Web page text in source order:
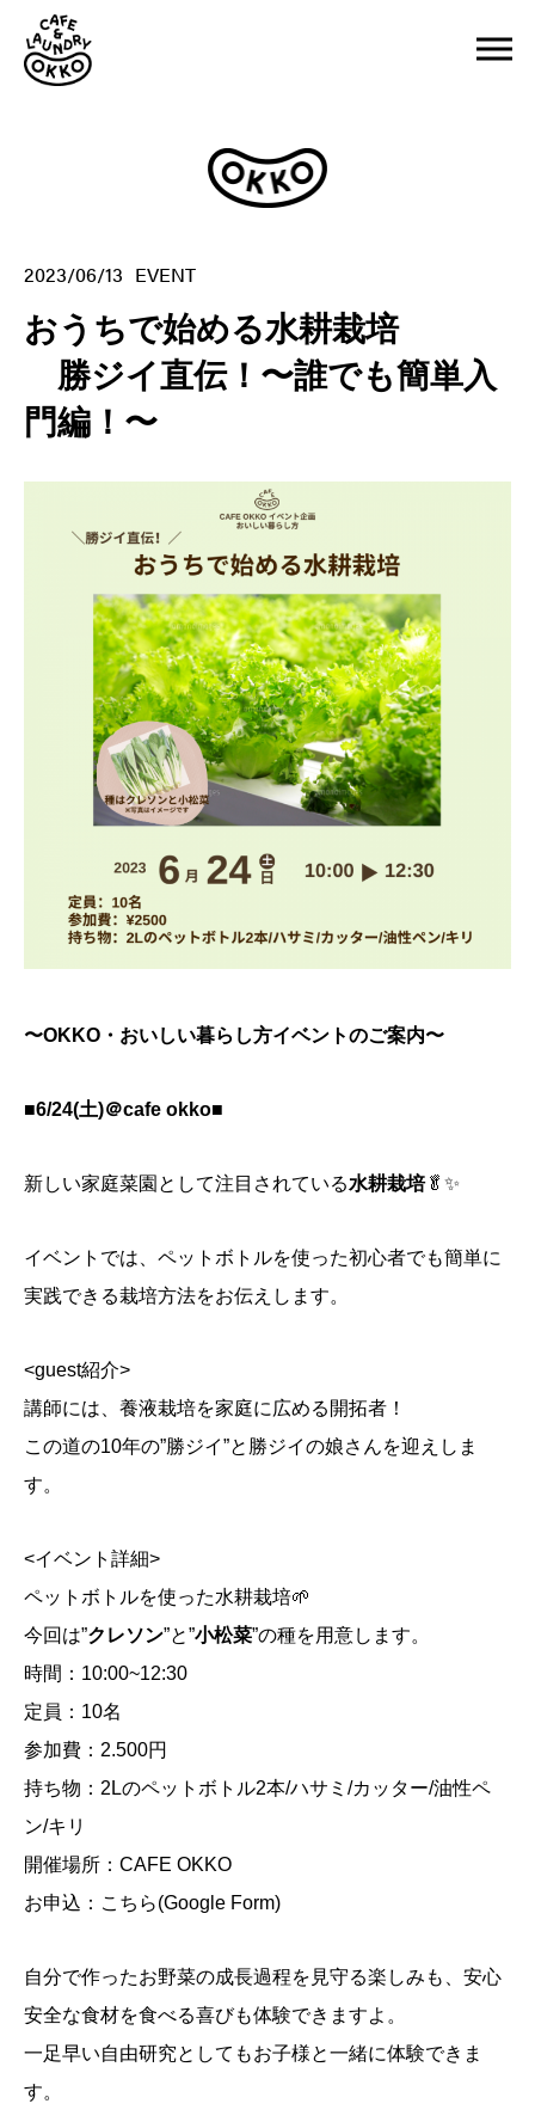
2023/06/13 EVENT
おうちで始める水耕栽培
勝ジイ直伝！〜誰でも簡単入
門編！〜
〜OKKO・おいしい暮らし方イベントのご案内〜
■6/24(土)＠cafe okko■
新しい家庭菜園として注目されている水耕栽培🥬✨
イベントでは、ペットボトルを使った初心者でも簡単に
実践できる栽培方法をお伝えします。
<guest紹介>
講師には、養液栽培を家庭に広める開拓者！
この道の10年の”勝ジイ”と勝ジイの娘さんを迎えしま
す。
<イベント詳細>
ペットボトルを使った水耕栽培🌱
今回は”クレソン”と”小松菜”の種を用意します。
時間：10:00~12:30
定員：10名
参加費：2.500円
持ち物：2Lのペットボトル2本/ハサミ/カッター/油性ペ
ン/キリ
開催場所： CAFE OKKO
お申込： こちら(Google Form)
自分で作ったお野菜の成長過程を見守る楽しみも、安心
安全な食材を食べる喜びも体験できますよ。
一足早い自由研究としてもお子様と一緒に体験できま
す。